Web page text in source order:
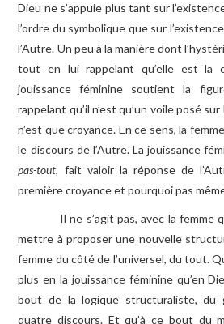
Dieu ne s’appuie plus tant sur
l’ordre du symbolique que sur
l’Autre. Un peu à la manière dont
tout en lui rappelant qu’elle est la
jouissance féminine soutient la
rappelant qu’il n’est qu’un voile posé
n’est que croyance. En ce sens, la
le discours de l’Autre. La jouissance
pas-tout, fait valoir la réponse de
première croyance et pourquoi pas
Il ne s’agit pas, avec la femme qui
mettre à proposer une nouvelle
femme du côté de l’universel, du tout.
plus en la jouissance féminine qu’en
bout de la logique structuraliste, du
quatre discours. Et qu’à ce bout du